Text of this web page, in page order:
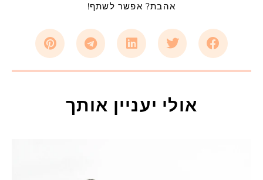
אהבת? אפשר לשתף!
אולי יעניין אותך